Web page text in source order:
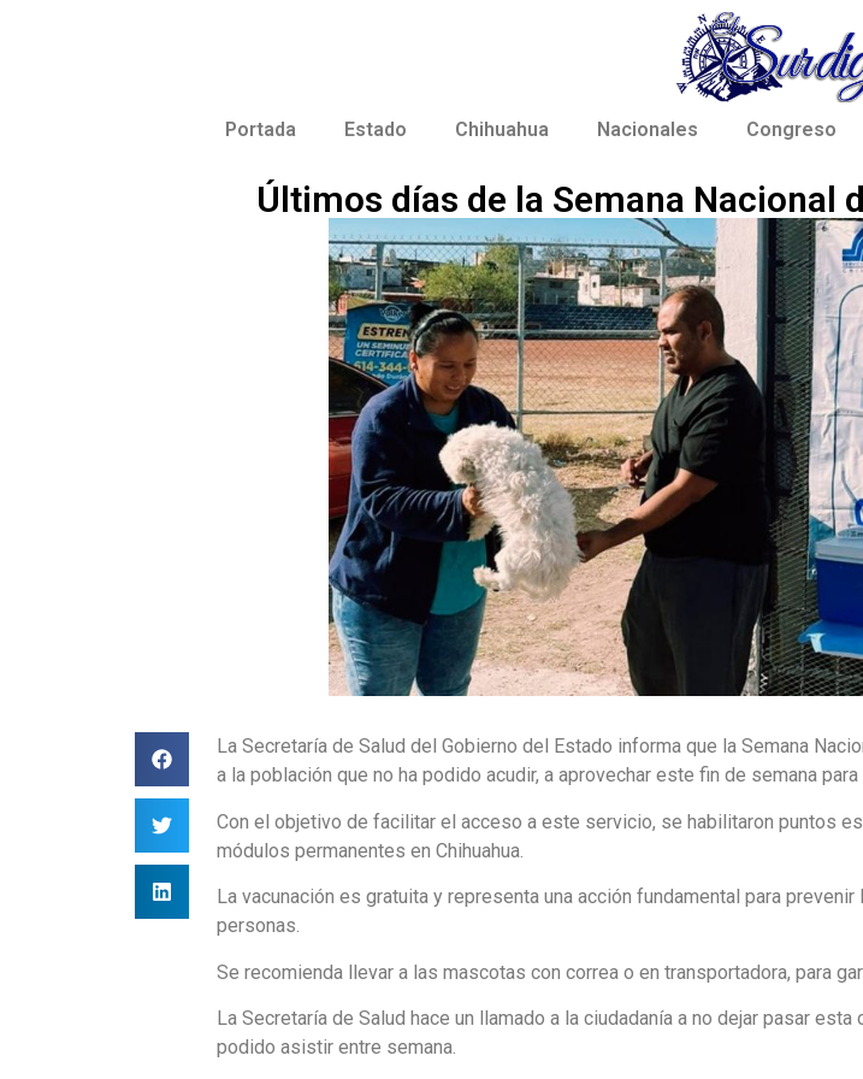
Portada Estado Chihuahua Nacionales Congreso
Últimos días de la Semana Nacional
La Secretaría de Salud del Gobierno del Estado informa que la Semana
a la población que no ha podido acudir, a aprovechar este fin de semana
Con el objetivo de facilitar el acceso a este servicio, se habilitaron puntos
módulos permanentes en Chihuahua.
La vacunación es gratuita y representa una acción fundamental para
personas.
Se recomienda llevar a las mascotas con correa o en transportadora, para
La Secretaría de Salud hace un llamado a la ciudadanía a no dejar pasar
podido asistir entre semana.